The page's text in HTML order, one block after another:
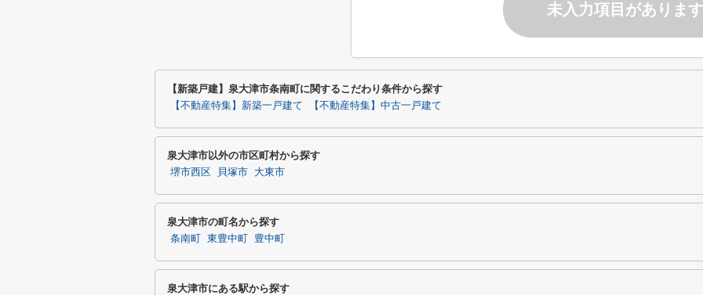
未入力項目があります
【新築戸建】泉大津市条南町に関するこだわり条件から探す
【不動産特集】新築一戸建て 【不動産特集】中古一戸建て
泉大津市以外の市区町村から探す
堺市西区 貝塚市 大東市
泉大津市の町名から探す
条南町 東豊中町 豊中町
泉大津市にある駅から探す